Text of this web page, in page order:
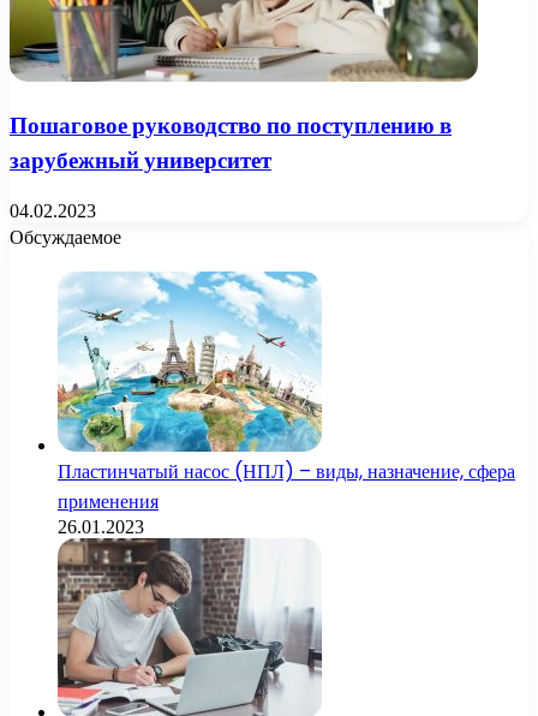
Пошаговое руководство по поступлению в
зарубежный университет
04.02.2023
Обсуждаемое
Пластинчатый насос (НПЛ) – виды, назначение, сфера
применения
26.01.2023